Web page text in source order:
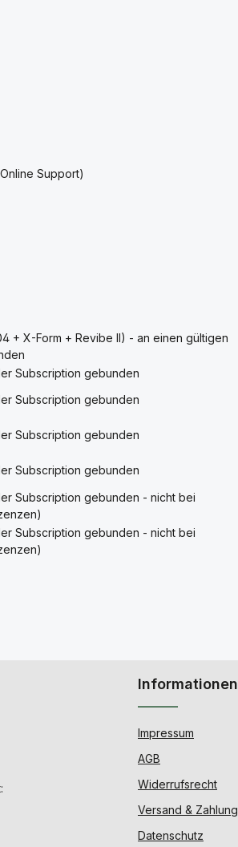
Support)
+ X-Form + Revibe II) - an einen gültigen
Subscription gebunden
Subscription gebunden
Subscription gebunden
Subscription gebunden
Subscription gebunden - nicht bei
Subscription gebunden - nicht bei
Informationen
Impressum
AGB
Widerrufsrecht
Versand & Zahlung
Datenschutz